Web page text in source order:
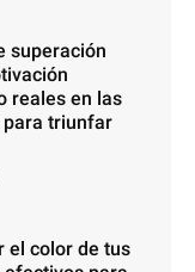
superación
reales en las
triunfar
el color de tus